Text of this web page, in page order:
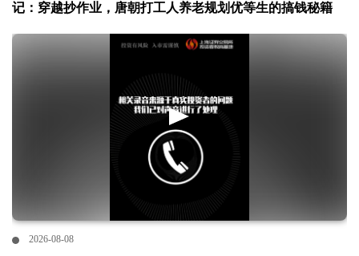
记：穿越抄作业，唐朝打工人养老规划优等生的搞钱秘籍
2026-08-08